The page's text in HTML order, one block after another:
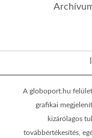
A globoport.hu
grafikai
kizárólagos
továbbértékesítés,